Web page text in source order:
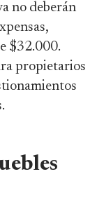
no deberán
$32.000.
propietarios